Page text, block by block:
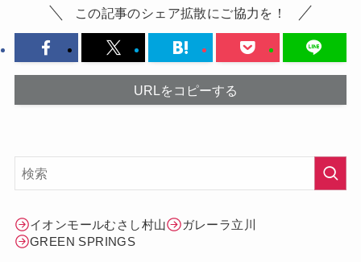
この記事のシェア拡散にご協力を！
URLをコピーする
イオンモールむさし村山
ガレーラ立川
GREEN SPRINGS